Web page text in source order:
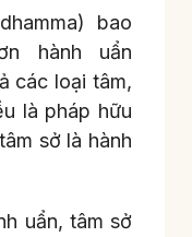
bao
hành uẩn
các loại tâm,
là pháp hữu
sở là hành
uẩn, tâm sở